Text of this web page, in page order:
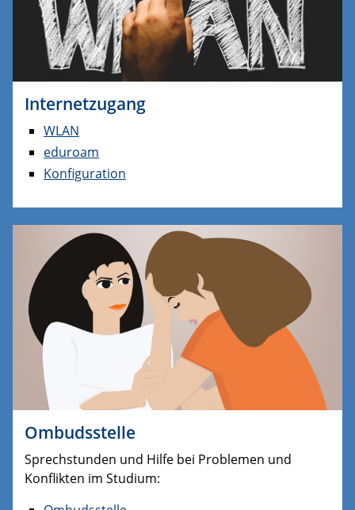
Internetzugang
WLAN
eduroam
Konfiguration
Ombudsstelle
Sprechstunden und Hilfe bei Problemen und
Konflikten im Studium: